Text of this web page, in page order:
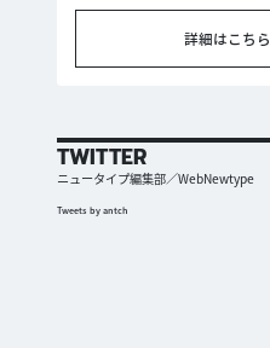
詳細はこちら
TWITTER
ニュータイプ編集部／WebNewtype
Tweets by antch